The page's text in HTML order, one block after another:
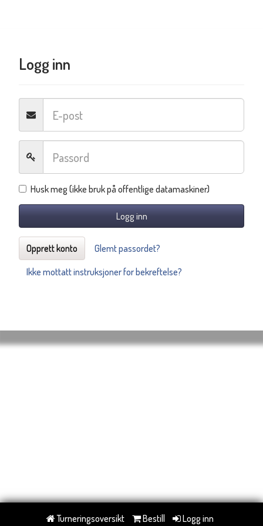
Logg inn
Husk meg (ikke bruk på offentlige datamaskiner)
Logg inn
Opprett konto
Glemt passordet?
Ikke mottatt instruksjoner for bekreftelse?
Turneringsoversikt Bestill Logg inn